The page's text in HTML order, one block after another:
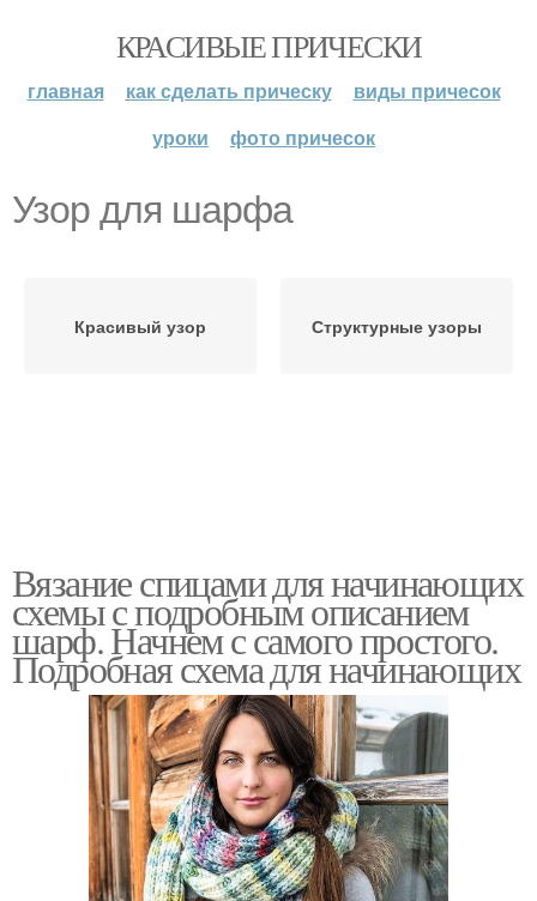
КРАСИВЫЕ ПРИЧЕСКИ
главная как сделать прическу
виды причесок
уроки
фото причесок
Узор для шарфа
Красивый узор Структурные узоры
Вязание спицами для начинающих
схемы с подробным описанием
шарф. Начнем с самого простого.
Подробная схема для начинающих